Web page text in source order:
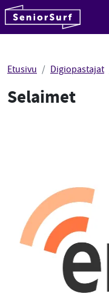
Hyppää sisältöön
Etusivu Digiopastajat
Selaimet